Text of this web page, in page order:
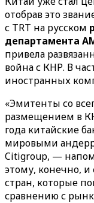
отобрав это
с TRT на русском
департамента
привела
война с КНР. В
иностранных
«Эмитенты со
размещением в
года китайские
мировыми
Citigroup, —
этому, конечно, и
стран, которые
сравнению с